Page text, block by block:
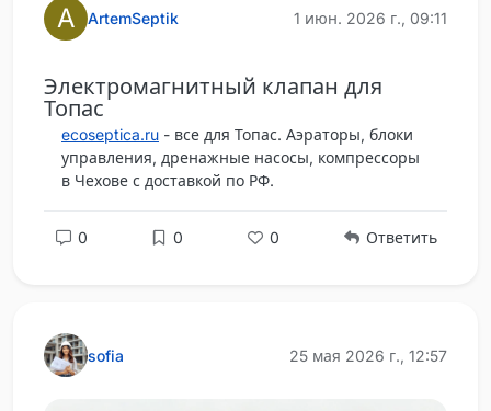
A ArtemSeptik 1 июн. 2026 г., 09:11
Электромагнитный клапан для
Топас
ecoseptica.ru - все для Топас. Аэраторы, блоки
управления, дренажные насосы, компрессоры
в Чехове с доставкой по РФ.
0 0 0 Ответить
sofia 25 мая 2026 г., 12:57